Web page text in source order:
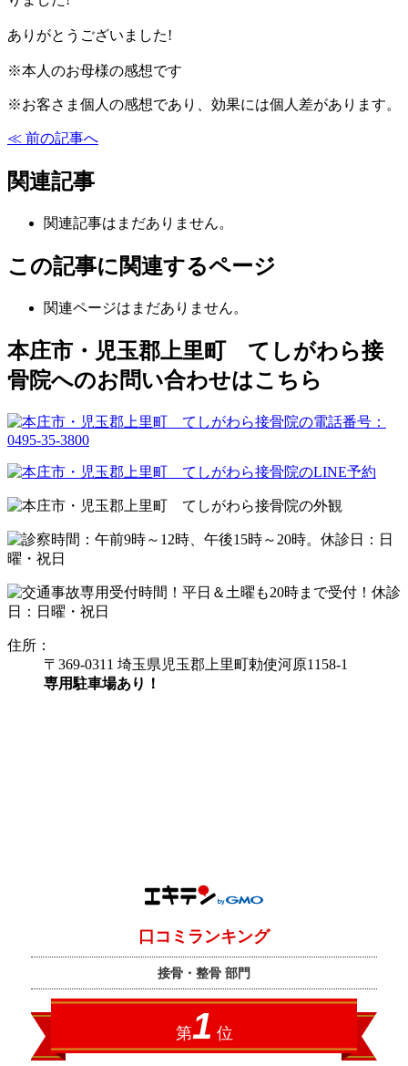
ありがとうございました!
※本人のお母様の感想です
※お客さま個人の感想であり、効果には個人差があります。
≪ 前の記事へ
関連記事
関連記事はまだありません。
この記事に関連するページ
関連ページはまだありません。
本庄市・児玉郡上里町 てしがわら接
骨院へのお問い合わせはこちら
住所：
〒369-0311 埼玉県児玉郡上里町勅使河原1158-1
専用駐車場あり！